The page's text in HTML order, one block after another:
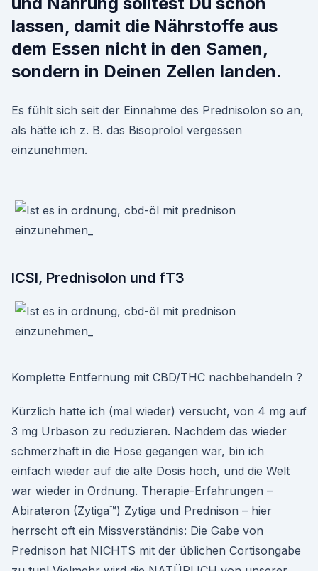
lassen, damit die Nährstoffe aus
dem Essen nicht in den Samen,
sondern in Deinen Zellen landen.
Es fühlt sich seit der Einnahme des Prednisolon so an,
als hätte ich z. B. das Bisoprolol vergessen
einzunehmen.
ICSI, Prednisolon und fT3
Komplette Entfernung mit CBD/THC nachbehandeln ?
Kürzlich hatte ich (mal wieder) versucht, von 4 mg auf
3 mg Urbason zu reduzieren. Nachdem das wieder
schmerzhaft in die Hose gegangen war, bin ich
einfach wieder auf die alte Dosis hoch, und die Welt
war wieder in Ordnung. Therapie-Erfahrungen –
Abirateron (Zytiga™) Zytiga und Prednison – hier
herrscht oft ein Missverständnis: Die Gabe von
Prednison hat NICHTS mit der üblichen Cortisongabe